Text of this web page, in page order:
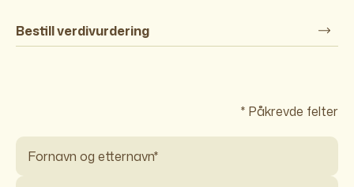
Bestill verdivurdering
* Påkrevde felter